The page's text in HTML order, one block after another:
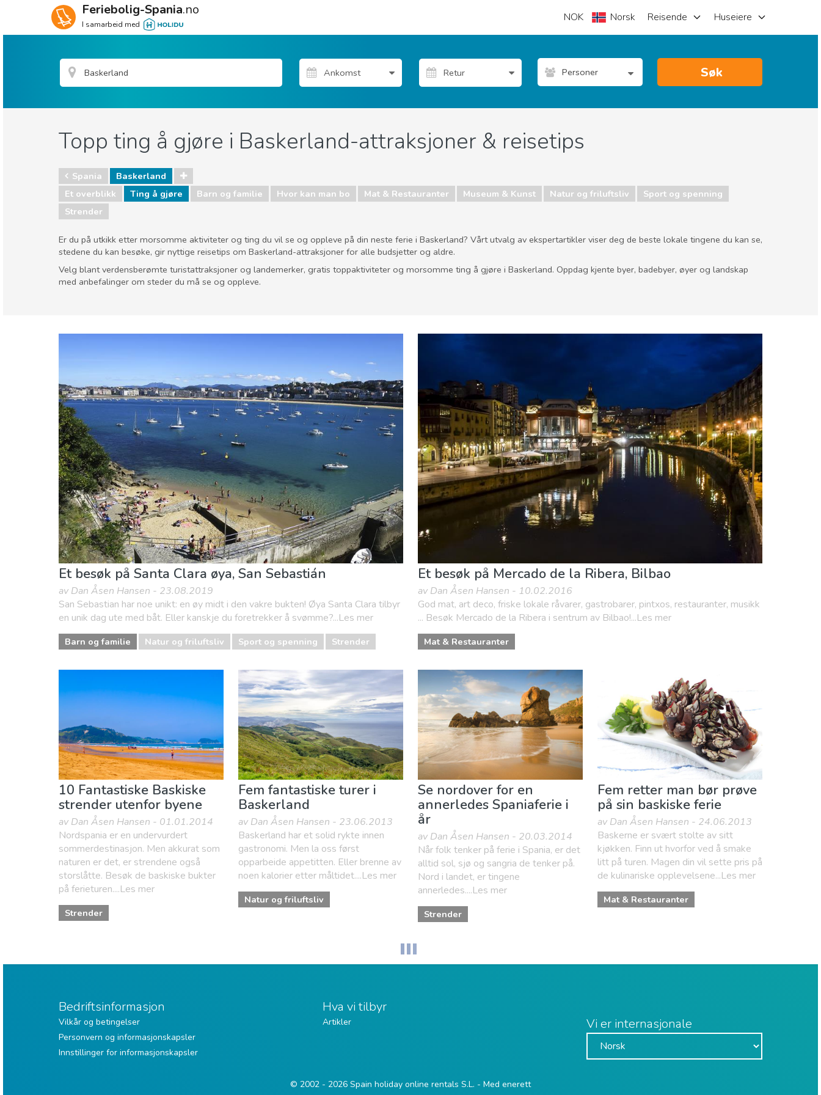
Feriebolig-Spania.no
I samarbeid med
NOK Norsk Reisende Huseiere
Personer Søk
Topp ting å gjøre i Baskerland-attraksjoner & reisetips
Spania
Baskerland
Et overblikk
Ting å gjøre Barn og familie Hvor kan man bo Mat & Restauranter Museum & Kunst Natur og friluftsliv
Sport og spenning
Strender
Er du på utkikk etter morsomme aktiviteter og ting du vil se og oppleve på din neste ferie i Baskerland? Vårt utvalg av ekspertartikler viser deg de beste lokale tingene du kan se,
stedene du kan besøke, gir nyttige reisetips om Baskerland-attraksjoner for alle budsjetter og aldre.
Velg blant verdensberømte turistattraksjoner og landemerker, gratis toppaktiviteter og morsomme ting å gjøre i Baskerland. Oppdag kjente byer, badebyer, øyer og landskap
med anbefalinger om steder du må se og oppleve.
Et besøk på Santa Clara øya, San Sebastián
av Dan Åsen Hansen - 23.08.2019
San Sebastian har noe unikt: en øy midt i den vakre bukten! Øya Santa Clara tilbyr
en unik dag ute med båt. Eller kanskje du foretrekker å svømme?...Les mer
Barn og familie Natur og friluftsliv Sport og spenning Strender
Et besøk på Mercado de la Ribera, Bilbao
av Dan Åsen Hansen - 10.02.2016
God mat, art deco, friske lokale råvarer, gastrobarer, pintxos, restauranter, musikk
... Besøk Mercado de la Ribera i sentrum av Bilbao!...Les mer
Mat & Restauranter
10 Fantastiske Baskiske
strender utenfor byene
av Dan Åsen Hansen - 01.01.2014
Nordspania er en undervurdert
sommerdestinasjon. Men akkurat som
naturen er det, er strendene også
storslåtte. Besøk de baskiske bukter
på ferieturen....Les mer
Strender
Fem fantastiske turer i
Baskerland
av Dan Åsen Hansen - 23.06.2013
Baskerland har et solid rykte innen
gastronomi. Men la oss først
opparbeide appetitten. Eller brenne av
noen kalorier etter måltidet....Les mer
Natur og friluftsliv
Se nordover for en
annerledes Spaniaferie i
år
av Dan Åsen Hansen - 20.03.2014
Når folk tenker på ferie i Spania, er det
alltid sol, sjø og sangria de tenker på.
Nord i landet, er tingene
annerledes....Les mer
Strender
Fem retter man bør prøve
på sin baskiske ferie
av Dan Åsen Hansen - 24.06.2013
Baskerne er svært stolte av sitt
kjøkken. Finn ut hvorfor ved å smake
litt på turen. Magen din vil sette pris på
de kulinariske opplevelsene...Les mer
Mat & Restauranter
Bedriftsinformasjon
Vilkår og betingelser
Personvern og informasjonskapsler
Innstillinger for informasjonskapsler
Hva vi tilbyr
Artikler Vi er internasjonale
© 2002 - 2026 Spain holiday online rentals S.L. - Med enerett